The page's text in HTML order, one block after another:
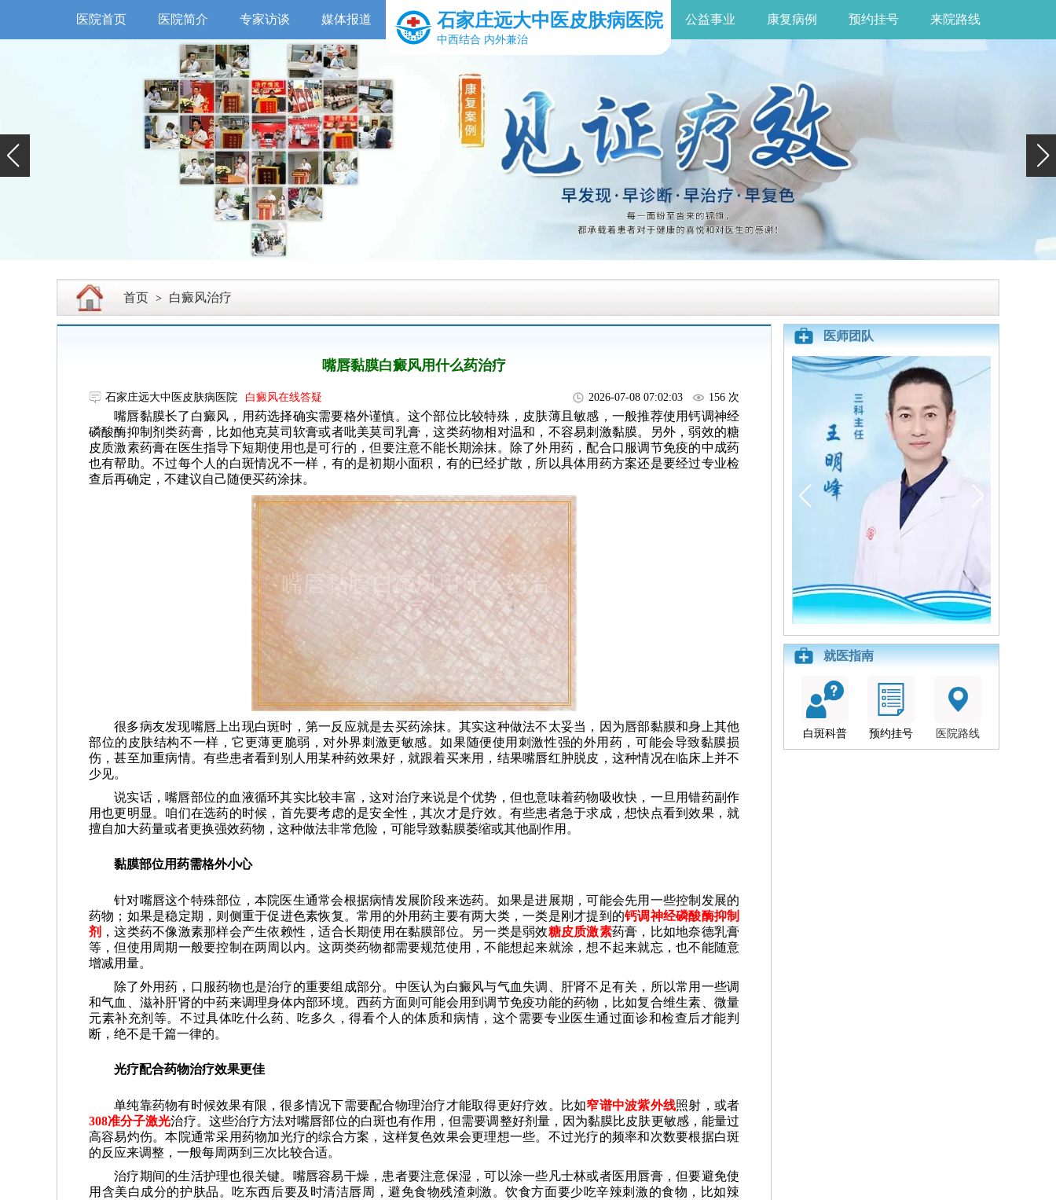
医院首页 医院简介 专家访谈 媒体报道 石家庄远大中医皮肤病医院
中西结合 内外兼治
公益事业 康复病例 预约挂号 来院路线
首页 > 白癜风治疗
嘴唇黏膜白癜风用什么药治疗
石家庄远大中医皮肤病医院 白癜风在线答疑 2026-07-08 07:02:03 156 次
嘴唇黏膜长了白癜风，用药选择确实需要格外谨慎。这个部位比较特殊，皮肤薄且敏感，一般推荐使用钙调神经
磷酸酶抑制剂类药膏，比如他克莫司软膏或者吡美莫司乳膏，这类药物相对温和，不容易刺激黏膜。另外，弱效的糖
皮质激素药膏在医生指导下短期使用也是可行的，但要注意不能长期涂抹。除了外用药，配合口服调节免疫的中成药
也有帮助。不过每个人的白斑情况不一样，有的是初期小面积，有的已经扩散，所以具体用药方案还是要经过专业检
查后再确定，不建议自己随便买药涂抹。
很多病友发现嘴唇上出现白斑时，第一反应就是去买药涂抹。其实这种做法不太妥当，因为唇部黏膜和身上其他
部位的皮肤结构不一样，它更薄更脆弱，对外界刺激更敏感。如果随便使用刺激性强的外用药，可能会导致黏膜损
伤，甚至加重病情。有些患者看到别人用某种药效果好，就跟着买来用，结果嘴唇红肿脱皮，这种情况在临床上并不
少见。
说实话，嘴唇部位的血液循环其实比较丰富，这对治疗来说是个优势，但也意味着药物吸收快，一旦用错药副作
用也更明显。咱们在选药的时候，首先要考虑的是安全性，其次才是疗效。有些患者急于求成，想快点看到效果，就
擅自加大药量或者更换强效药物，这种做法非常危险，可能导致黏膜萎缩或其他副作用。
黏膜部位用药需格外小心
针对嘴唇这个特殊部位，本院医生通常会根据病情发展阶段来选药。如果是进展期，可能会先用一些控制发展的
药物；如果是稳定期，则侧重于促进色素恢复。常用的外用药主要有两大类，一类是刚才提到的钙调神经磷酸酶抑制
剂 ，这类药不像激素那样会产生依赖性，适合长期使用在黏膜部位。另一类是弱效糖皮质激素药膏，比如地奈德乳膏
等，但使用周期一般要控制在两周以内。这两类药物都需要规范使用，不能想起来就涂，想不起来就忘，也不能随意
增减用量。
除了外用药，口服药物也是治疗的重要组成部分。中医认为白癜风与气血失调、肝肾不足有关，所以常用一些调
和气血、滋补肝肾的中药来调理身体内部环境。西药方面则可能会用到调节免疫功能的药物，比如复合维生素、微量
元素补充剂等。不过具体吃什么药、吃多久，得看个人的体质和病情，这个需要专业医生通过面诊和检查后才能判
断，绝不是千篇一律的。
光疗配合药物治疗效果更佳
单纯靠药物有时候效果有限，很多情况下需要配合物理治疗才能取得更好疗效。比如窄谱中波紫外线照射，或者
308准分子激光治疗。这些治疗方法对嘴唇部位的白斑也有作用，但需要调整好剂量，因为黏膜比皮肤更敏感，能量过
高容易灼伤。本院通常采用药物加光疗的综合方案，这样复色效果会更理想一些。不过光疗的频率和次数要根据白斑
的反应来调整，一般每周两到三次比较合适。
治疗期间的生活护理也很关键。嘴唇容易干燥，患者要注意保湿，可以涂一些凡士林或者医用唇膏，但要避免使
用含美白成分的护肤品。吃东西后要及时清洁唇周，避免食物残渣刺激。饮食方面要少吃辛辣刺激的食物，比如辣
医师团队
就医指南
白斑科普 预约挂号 医院路线